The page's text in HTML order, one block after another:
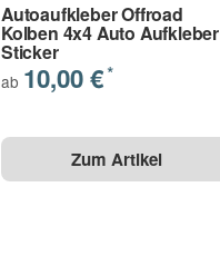
Autoaufkleber Offroad
Kolben 4x4 Auto Aufkleber
Sticker
ab 10,00 €*
Zum Artikel